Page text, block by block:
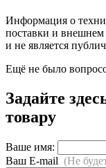
Информация о
поставки и внешнем
и не является
Ещё не было
Задайте
товару
Ваше имя:
Ваш E-mail (Не